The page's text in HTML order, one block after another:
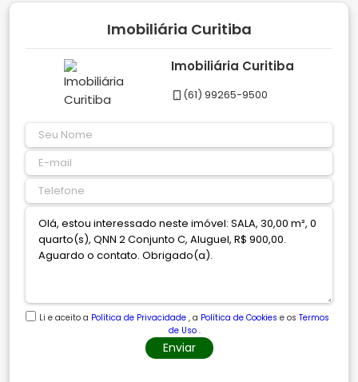
Imobiliária Curitiba
Imobiliária Curitiba
(61) 99265-9500
Li e aceito a Política de Privacidade , a Política de Cookies e os Termos
de Uso.
Enviar